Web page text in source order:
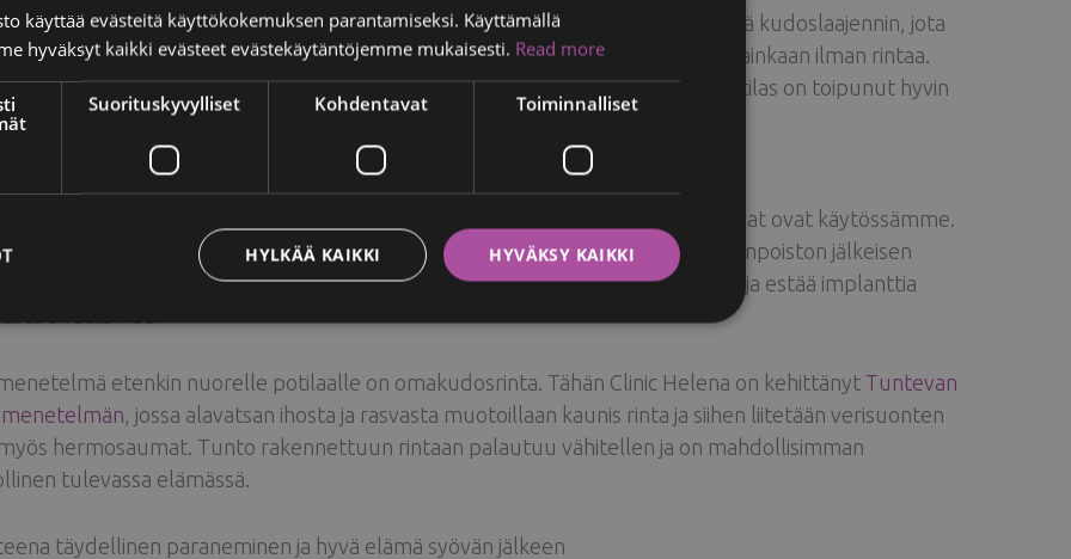
ihoa voidaan säästää ja säästetyn ihon alle asetetaan rinnan poiston yhteydessä kudoslaajennin, jota
tarpeen mukaan terveen rinnan kokoiseksi. Tällöin potilaan ei tarvitse elää lainkaan ilman rintaa.
rinnan rakentaminen toteutetaan onkologisten hoitojen päätyttyä, kun potilas on toipunut hyvin
uudelleen rakentamisen menetelmät ja Tunteva rinta
Helena on erityisesti perehtynyt rinnan uudelleen rakentamiseen ja kaikki tekniikat ovat käytössämme.
menetelmä on vaihtaa kudoslaajennin implanttiin. Tällöin tarvitaan rinnanpoiston jälkeisen
ihon alle tukikalvo (acellular matrix), joka auttaa rinnan muodon pysyvyydessä ja estää implanttia
etenkin nuorelle potilaalle on omakudosrinta. Tähän Clinic Helena on kehittänyt Tuntevan
menetelmän , jossa alavatsan ihosta ja rasvasta muotoillaan kaunis rinta ja siihen liitetään verisuonten
myös hermosaumat. Tunto rakennettuun rintaan palautuu vähitellen ja on mahdollisimman
tulevassa elämässä.
täydellinen paraneminen ja hyvä elämä syövän jälkeen
käyttää evästeitä käyttökokemuksen parantamiseksi. Käyttämällä
hyväksyt kaikki evästeet evästekäytäntöjemme mukaisesti. Read more
Suorituskyvylliset Kohdentavat Toiminnalliset
HYVÄKSY KAIKKI
HYLKÄÄ KAIKKI